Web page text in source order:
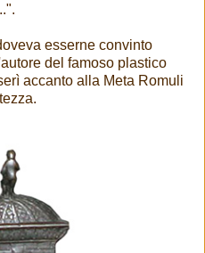
esserne convinto
del famoso plastico
accanto alla Meta Romuli